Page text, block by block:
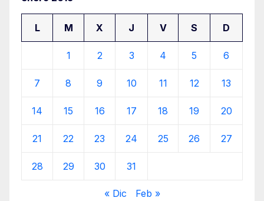
L M X J V S D
1 2 3 4 5 6
7 8 9 10 11 12 13
14 15 16 17 18 19 20
21 22 23 24 25 26 27
28 29 30 31
« Dic Feb »